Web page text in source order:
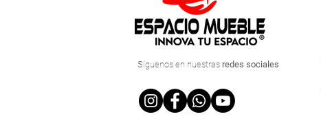
Síguenos en nuestras redes sociales